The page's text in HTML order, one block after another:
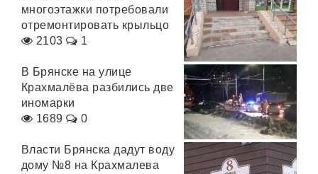
многоэтажки потребовали
отремонтировать крыльцо
2103
1
В Брянске на улице
Крахмалёва разбились две
иномарки
1689
0
Власти Брянска дадут воду
дому №8 на Крахмалева